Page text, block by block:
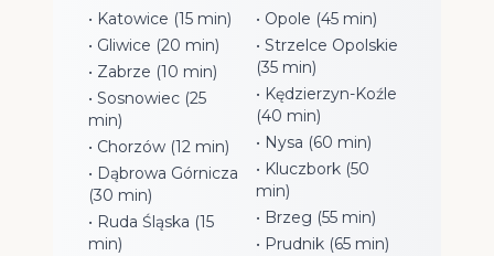
• Katowice (15 min)
• Gliwice (20 min)
• Zabrze (10 min)
• Sosnowiec (25
min)
• Chorzów (12 min)
• Dąbrowa Górnicza
(30 min)
• Ruda Śląska (15
min)
• Opole (45 min)
• Strzelce Opolskie
(35 min)
• Kędzierzyn-Koźle
(40 min)
• Nysa (60 min)
• Kluczbork (50
min)
• Brzeg (55 min)
• Prudnik (65 min)